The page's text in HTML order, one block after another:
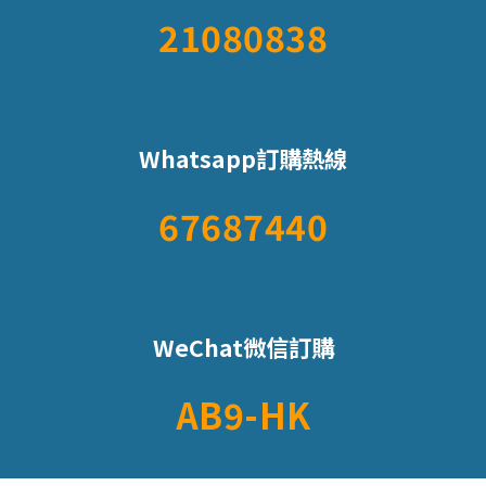
21080838
Whatsapp訂購熱線
67687440
WeChat微信訂購
AB9-HK